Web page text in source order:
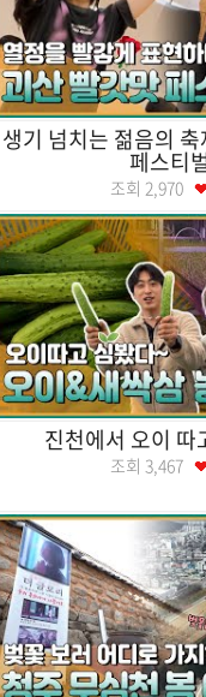
생기 넘치는 젊음의
페스티
조회 2,970
진천에서 오이
조회 3,467